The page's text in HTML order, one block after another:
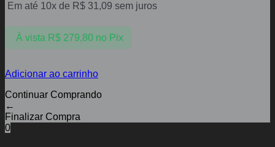
Em até 10x de R$ 31,09 sem juros
À vista R$279,80 no Pix
Adicionar ao carrinho
Continuar Comprando
←
Finalizar Compra
0